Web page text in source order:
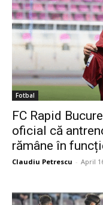
Fotbal
FC Rapid
oficial că
rămâne în
Claudiu Petrescu - April